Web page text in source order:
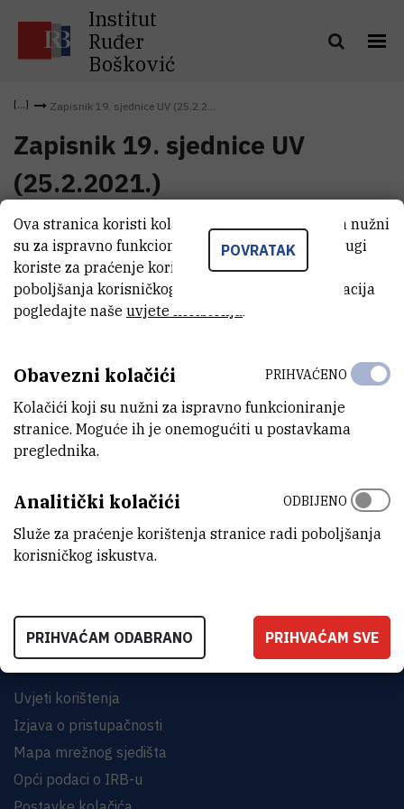
Institut
Ruđer
Bošković
Zapisnik 19. sjednice UV (25.2.2...
Zapisnik 19. sjednice UV
(25.2.2021.)
Zapisnik 19. sjednice UV
(25.2.2021.)
(107,3 kB)
INSTITUT RUĐER BOŠKOVIĆ
Bijenička cesta 54, 10000 Zagreb
KONTAKTIRAJTE NAS
Uvjeti korištenja
Izjava o pristupačnosti
Mapa mrežnog sjedišta
Opći podaci o IRB-u
POVRATAK
Ova stranica koristi kolačiće. Neki od tih kolačića nužni
su za ispravno funkcioniranje stranice, dok se drugi
koriste za praćenje korištenja stranice radi
poboljšanja korisničkog iskustva. Za više informacija
pogledajte naše uvjete korištenja.
Obavezni kolačići
Kolačići koji su nužni za ispravno funkcioniranje
stranice. Moguće ih je onemogućiti u postavkama
preglednika.
PRIHVAĆENO
Analitički kolačići
Služe za praćenje korištenja stranice radi poboljšanja
korisničkog iskustva.
ODBIJENO
PRIHVAĆAM ODABRANO PRIHVAĆAM SVE